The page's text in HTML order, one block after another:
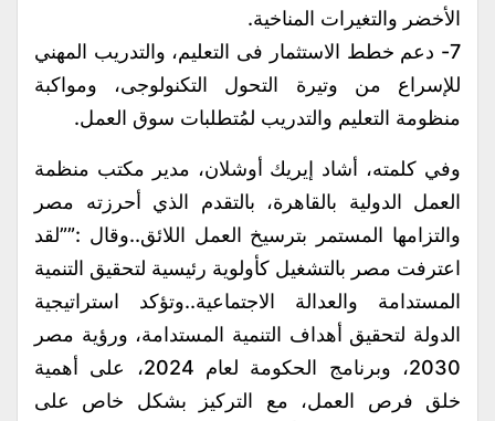
الأخضر والتغيرات المناخية.
7- دعم خطط الاستثمار فى التعليم، والتدريب المهني
للإسراع من وتيرة التحول التكنولوجى، ومواكبة
منظومة التعليم والتدريب لمُتطلبات سوق العمل.
وفي كلمته، أشاد إيريك أوشلان، مدير مكتب منظمة
العمل الدولية بالقاهرة، بالتقدم الذي أحرزته مصر
والتزامها المستمر بترسيخ العمل اللائق..وقال :””لقد
اعترفت مصر بالتشغيل كأولوية رئيسية لتحقيق التنمية
المستدامة والعدالة الاجتماعية..وتؤكد استراتيجية
الدولة لتحقيق أهداف التنمية المستدامة، ورؤية مصر
2030، وبرنامج الحكومة لعام 2024، على أهمية
خلق فرص العمل، مع التركيز بشكل خاص على